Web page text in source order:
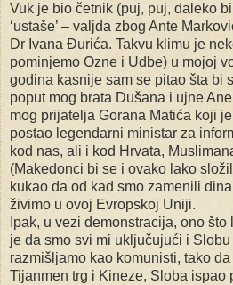
Vuk je bio četnik (puj, puj, daleko
‘ustaše’ – valjda zbog Ante
Dr Ivana Đurića. Takvu klimu je
pominjemo Ozne i Udbe) u mojoj
godina kasnije sam se pitao šta bi
poput mog brata Dušana i ujne
mog prijatelja Gorana Matića koji
postao legendarni ministar za
kod nas, ali i kod Hrvata,
(Makedonci bi se i ovako lako
kukao da od kad smo zamenili
živimo u ovoj Evropskoj Uniji.
Ipak, u vezi demonstracija, ono
je da smo svi mi uključujući i
razmišljamo kao komunisti, tako
Tijanmen trg i Kineze, Sloba ispao